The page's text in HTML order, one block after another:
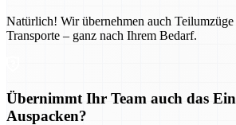
Natürlich! Wir übernehmen auch Teilumzüge
Transporte – ganz nach Ihrem Bedarf.
Übernimmt Ihr Team auch das
Auspacken?